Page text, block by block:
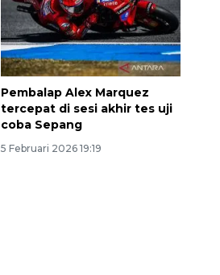
Pembalap Alex Marquez
tercepat di sesi akhir tes uji
coba Sepang
5 Februari 2026 19:19